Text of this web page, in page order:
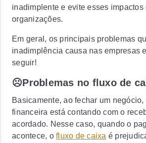
inadimplente e evite esses impactos
organizações.
Em geral, os principais problemas
inadimplência causa nas empresas
seguir!
☹️Problemas no fluxo de
Basicamente, ao fechar um negócio,
financeira está contando com o
acordado. Nesse caso, quando o
acontece, o fluxo de caixa é